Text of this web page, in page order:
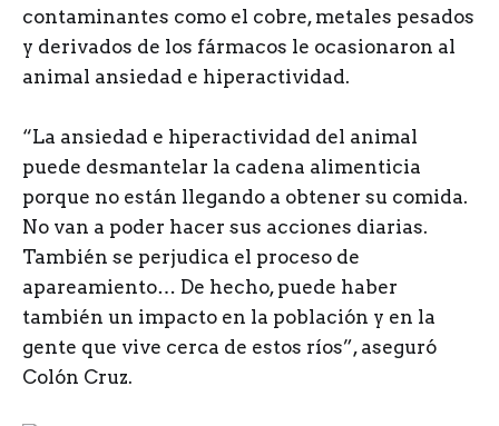
contaminantes como el cobre, metales pesados
y derivados de los fármacos le ocasionaron al
animal ansiedad e hiperactividad.
“La ansiedad e hiperactividad del animal
puede desmantelar la cadena alimenticia
porque no están llegando a obtener su comida.
No van a poder hacer sus acciones diarias.
También se perjudica el proceso de
apareamiento… De hecho, puede haber
también un impacto en la población y en la
gente que vive cerca de estos ríos”, aseguró
Colón Cruz.